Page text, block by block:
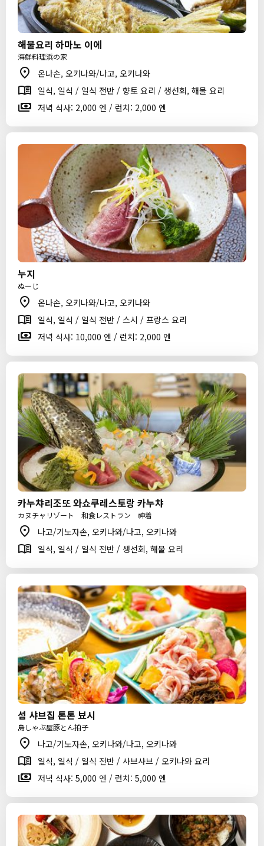
해물요리 하마노 이에
海鮮料理浜の家
온나손, 오키나와/나고, 오키나와
일식, 일식 / 일식 전반 / 향토 요리 / 생선회, 해물 요리
저녁 식사: 2,000 엔 / 런치: 2,000 엔
누지
ぬーじ
온나손, 오키나와/나고, 오키나와
일식, 일식 / 일식 전반 / 스시 / 프랑스 요리
저녁 식사: 10,000 엔 / 런치: 2,000 엔
카누챠리조또 와쇼쿠레스토랑 카누챠
カヌチャリゾート 和食レストラン 神着
나고/기노자손, 오키나와/나고, 오키나와
일식, 일식 / 일식 전반 / 생선회, 해물 요리
섬 샤브집 톤톤 뵤시
島しゃぶ屋豚とん拍子
나고/기노자손, 오키나와/나고, 오키나와
일식, 일식 / 일식 전반 / 샤브샤브 / 오키나와 요리
저녁 식사: 5,000 엔 / 런치: 5,000 엔